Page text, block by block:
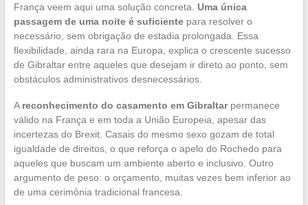
França veem aqui uma solução concreta. Uma única
passagem de uma noite é suficientepara resolver o
necessário, sem obrigação de estadia prolongada. Essa
flexibilidade, ainda rara na Europa, explica o crescente sucesso
de Gibraltar entre aqueles que desejam ir direto ao ponto, sem
obstáculos administrativos desnecessários.
A reconhecimento do casamento em Gibraltarpermanece
válido na França e em toda a União Europeia, apesar das
incertezas do Brexit. Casais do mesmo sexo gozam de total
igualdade de direitos, o que reforça o apelo do Rochedo para
aqueles que buscam um ambiente aberto e inclusivo. Outro
argumento de peso: o orçamento, muitas vezes bem inferior ao
de uma cerimônia tradicional francesa.